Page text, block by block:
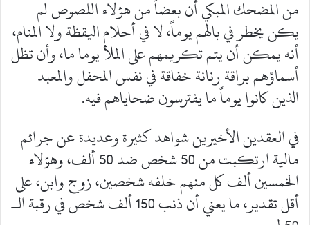
من المضحك المبكي أن بعضاً من هؤلاء اللصوص لم
يكن يخطر في بالهم يوماً، لا في أحلام اليقظة ولا المنام،
أنه يمكن أن يتم تكريمهم على الملأ يوما ما، وأن تظل
أسماؤهم براقة رنانة خفاقة في نفس المحفل والمعبد
الذين كانوا يوماً ما يفترسون ضحاياهم فيه.
في العقدين الأخيرين شواهد كثيرة وعديدة عن جرائم
مالية ارتكبت من 50 شخص ضد 50 ألف، وهؤلاء
الخمسين ألف كل منهم خلفه شخصين، زوج وابن، على
أقل تقدير، ما يعني أن ذنب 150 ألف شخص في رقبة الـ